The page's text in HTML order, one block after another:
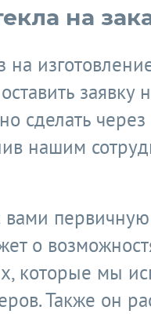
на
на
заявку
сделать через
нашим
первичную
о
которые мы
Также он